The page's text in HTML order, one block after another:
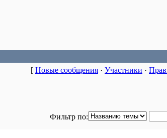
[ Новые сообщения · Участники ·
Фильтр по: